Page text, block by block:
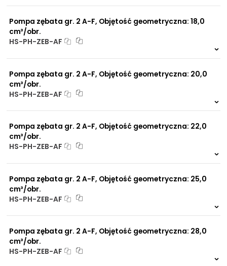
Pompa zębata gr. 2 A-F, Objętość geometryczna: 18,0
cm³/obr.
HS-PH-ZEB-AF
Pompa zębata gr. 2 A-F, Objętość geometryczna: 20,0
cm³/obr.
HS-PH-ZEB-AF
Pompa zębata gr. 2 A-F, Objętość geometryczna: 22,0
cm³/obr.
HS-PH-ZEB-AF
Pompa zębata gr. 2 A-F, Objętość geometryczna: 25,0
cm³/obr.
HS-PH-ZEB-AF
Pompa zębata gr. 2 A-F, Objętość geometryczna: 28,0
cm³/obr.
HS-PH-ZEB-AF